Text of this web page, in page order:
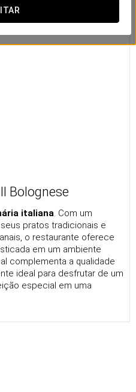
Bolognese
italiana. Com um
pratos tradicionais e
o restaurante oferece
em um ambiente
complementa a qualidade
ideal para desfrutar de um
especial em uma